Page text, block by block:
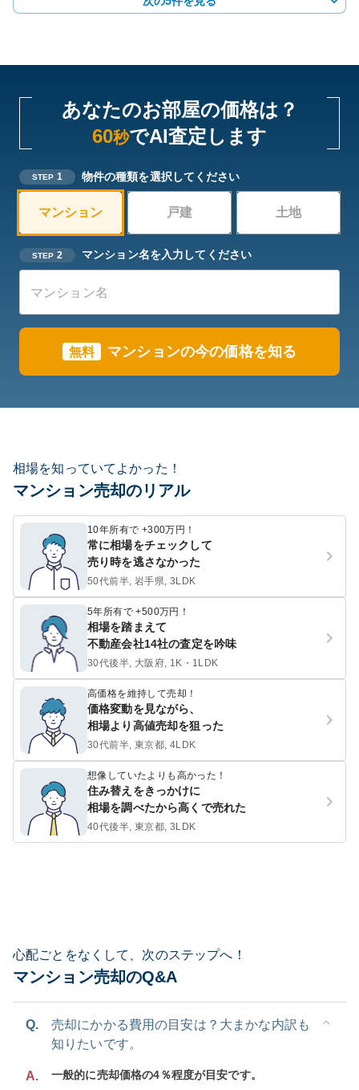
あなたのお部屋の価格は？
60秒でAI査定します
STEP 1 物件の種類を選択してください
マンション 戸建 土地
STEP 2 マンション名を入力してください
無料 マンションの今の価格を知る
相場を知っていてよかった！
マンション売却のリアル
10年所有で +300万円！
常に相場をチェックして
売り時を逃さなかった
50代前半, 岩手県, 3LDK
5年所有で +500万円！
相場を踏まえて
不動産会社14社の査定を吟味
30代後半, 大阪府, 1K・1LDK
高価格を維持して売却！
価格変動を見ながら、
相場より高値売却を狙った
30代前半, 東京都, 4LDK
想像していたよりも高かった！
住み替えをきっかけに
相場を調べたから高くで売れた
40代後半, 東京都, 3LDK
心配ごとをなくして、次のステップへ！
マンション売却のQ&A
Q.
売却にかかる費用の目安は？大まかな内訳も
知りたいです。
A.
一般的に売却価格の4％程度が目安です。